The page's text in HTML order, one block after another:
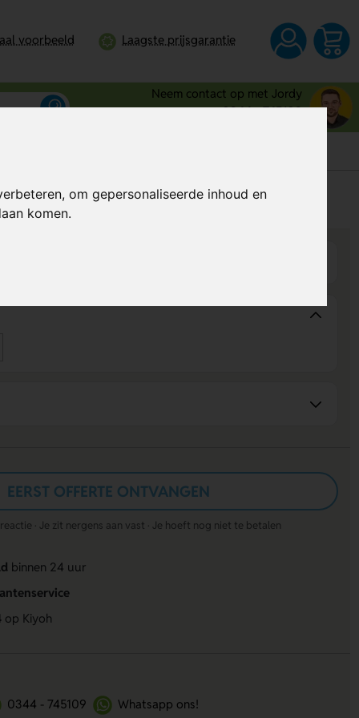
om gepersonaliseerde inhoud en
komen.
voorbeeld Laagste prijsgarantie
Neem contact op met Jordy
0344 - 745109
Prijs op aanvraag
EERST OFFERTE ONTVANGEN
· Je zit nergens aan vast · Je hoeft nog niet te betalen
binnen 24 uur
op Kiyoh
0344 - 745109 Whatsapp ons!